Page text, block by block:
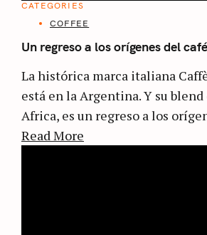
CATEGORIES
COFFEE
Un regreso a los orígenes del café
La histórica marca italiana
está en la Argentina. Y su
Africa, es un regreso a los
Read More